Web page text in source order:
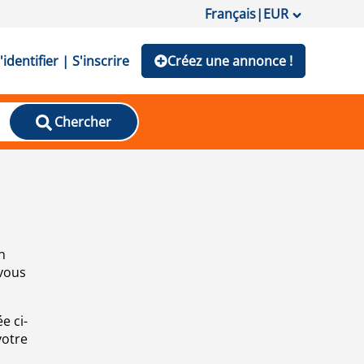
Français|EUR
| S'inscrire Créez une annonce !
Chercher
ci-